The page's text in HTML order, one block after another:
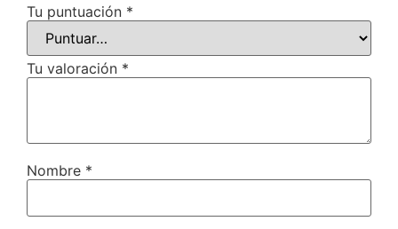
Tu puntuación *
Tu valoración *
Nombre *